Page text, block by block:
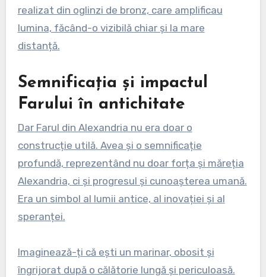
realizat din oglinzi de bronz, care amplificau
lumina, făcând-o vizibilă chiar și la mare
distanță.
Semnificația și impactul
Farului în antichitate
Dar Farul din Alexandria nu era doar o
construcție utilă. Avea și o semnificație
profundă, reprezentând nu doar forța și măreția
Alexandria, ci și progresul și cunoașterea umană.
Era un simbol al lumii antice, al inovației și al
speranței.
Imaginează-ți că ești un marinar, obosit și
îngrijorat după o călătorie lungă și periculoasă.